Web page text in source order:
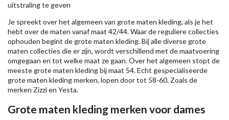
uitstraling te geven
Je spreekt over het algemeen van grote maten kleding, als je het
hebt over de maten vanaf maat 42/44. Waar de reguliere collecties
ophouden begint de grote maten kleding. Bij alle diverse grote
maten collecties die er zijn, wordt verschillend met de maatvoering
omgegaan en tot welke maat ze gaan. Over het algemeen stopt de
meeste grote maten kleding bij maat 54. Echt gespecialiseerde
grote maten kleding merken, lopen door tot 58-60. Zoals de
merken Zizzien Yesta.
Grote maten kleding merken voor dames